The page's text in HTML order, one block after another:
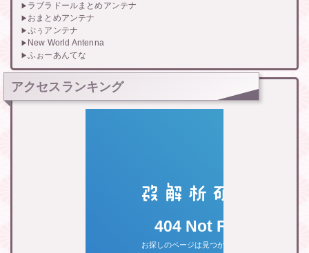
ラブラドールまとめアンテナ
おまとめアンテナ
ぷぅアンテナ
New World Antenna
ふぉーあんてな
アクセスランキング